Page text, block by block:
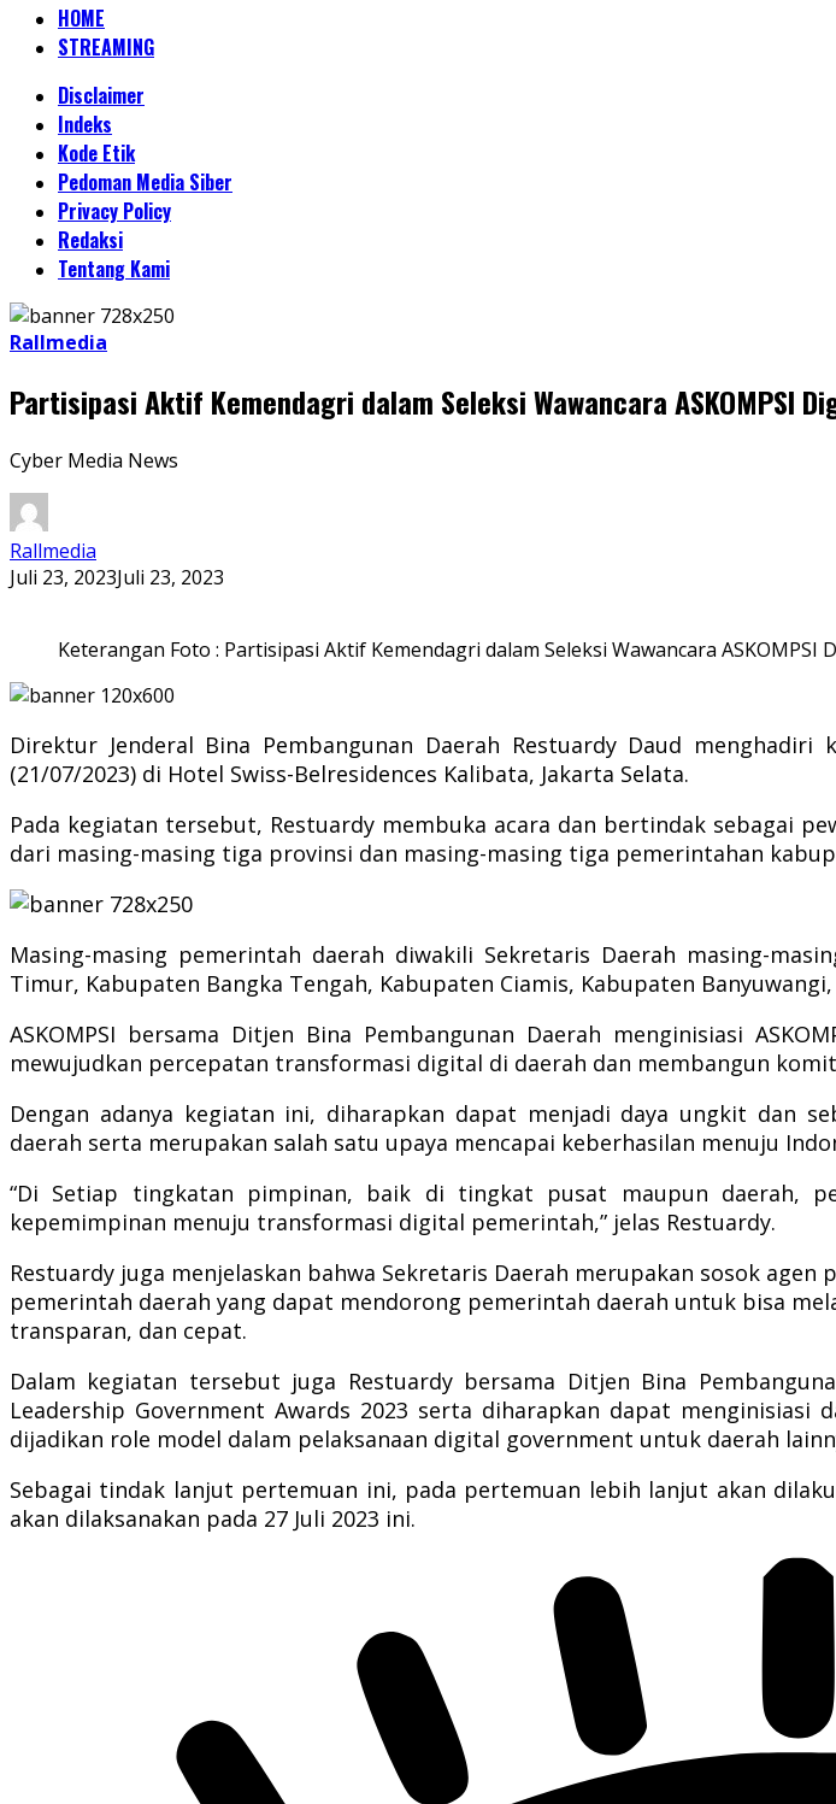
HOME
STREAMING
Disclaimer
Indeks
Kode Etik
Pedoman Media Siber
Privacy Policy
Redaksi
Tentang Kami
Rallmedia
Partisipasi Aktif Kemendagri dalam Seleksi Wawancara ASKOMPSI
Cyber Media News
Rallmedia
Juli 23, 2023Juli 23, 2023
Keterangan Foto : Partisipasi Aktif Kemendagri dalam Seleksi Wawancara
Direktur Jenderal Bina Pembangunan Daerah Restuardy Daud menghadiri
(21/07/2023) di Hotel Swiss-Belresidences Kalibata, Jakarta Selata.
Pada kegiatan tersebut, Restuardy membuka acara dan bertindak sebagai
dari masing-masing tiga provinsi dan masing-masing tiga pemerintahan
Masing-masing pemerintah daerah diwakili Sekretaris Daerah masing-
Timur, Kabupaten Bangka Tengah, Kabupaten Ciamis, Kabupaten
ASKOMPSI bersama Ditjen Bina Pembangunan Daerah menginisiasi
mewujudkan percepatan transformasi digital di daerah dan membangun
Dengan adanya kegiatan ini, diharapkan dapat menjadi daya ungkit dan
daerah serta merupakan salah satu upaya mencapai keberhasilan menuju
“Di Setiap tingkatan pimpinan, baik di tingkat pusat maupun daerah,
kepemimpinan menuju transformasi digital pemerintah,” jelas Restuardy.
Restuardy juga menjelaskan bahwa Sekretaris Daerah merupakan sosok
pemerintah daerah yang dapat mendorong pemerintah daerah untuk bisa
transparan, dan cepat.
Dalam kegiatan tersebut juga Restuardy bersama Ditjen Bina
Leadership Government Awards 2023 serta diharapkan dapat
dijadikan role model dalam pelaksanaan digital government untuk daerah
Sebagai tindak lanjut pertemuan ini, pada pertemuan lebih lanjut akan
akan dilaksanakan pada 27 Juli 2023 ini.